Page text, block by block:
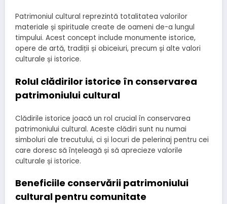
Patrimoniul cultural reprezintă totalitatea valorilor
materiale și spirituale create de oameni de-a lungul
timpului. Acest concept include monumente istorice,
opere de artă, tradiții și obiceiuri, precum și alte valori
culturale și istorice.
Rolul clădirilor istorice în conservarea
patrimoniului cultural
Clădirile istorice joacă un rol crucial în conservarea
patrimoniului cultural. Aceste clădiri sunt nu numai
simboluri ale trecutului, ci și locuri de pelerinaj pentru cei
care doresc să înțeleagă și să aprecieze valorile
culturale și istorice.
Beneficiile conservării patrimoniului
cultural pentru comunitate